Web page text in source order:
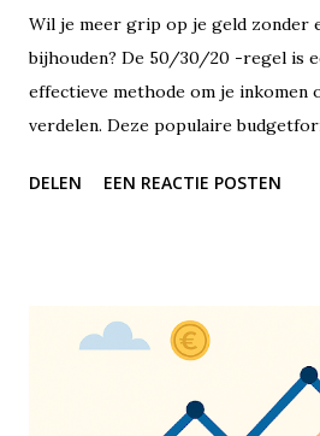
Wil je meer grip op je geld zonder
bijhouden? De 50/30/20 -regel is
effectieve methode om je inkomen
verdelen. Deze populaire
te ontzeggen of met ingewikkelde
in drie duidelijke categorieën: 50%
en noodzakelijke uitgaven, 30%
en lifestyle, en 20% naar sparen of
schulden. Het mooie is dat deze
DELEN EEN REACTIE POSTEN